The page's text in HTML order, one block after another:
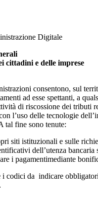
Digitale
cittadini e delle imprese
consentono, sul
ad esse spettanti, a
di riscossione dei tributi
l’uso delle tecnologie
tal fine sono tenute:
siti istituzionali e sulle
dell’utenza bancaria
i pagamentimediante
i codici da indicare